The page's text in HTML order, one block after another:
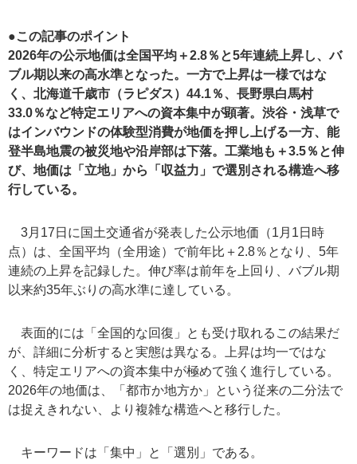
●この記事のポイント
2026年の公示地価は全国平均＋2.8％と5年連続上昇し、バ
ブル期以来の高水準となった。一方で上昇は一様ではな
く、北海道千歳市（ラピダス）44.1％、長野県白馬村
33.0％など特定エリアへの資本集中が顕著。渋谷・浅草で
はインバウンドの体験型消費が地価を押し上げる一方、能
登半島地震の被災地や沿岸部は下落。工業地も＋3.5％と伸
び、地価は「立地」から「収益力」で選別される構造へ移
行している。
3月17日に国土交通省が発表した公示地価（1月1日時
点）は、全国平均（全用途）で前年比＋2.8％となり、5年
連続の上昇を記録した。伸び率は前年を上回り、バブル期
以来約35年ぶりの高水準に達している。
表面的には「全国的な回復」とも受け取れるこの結果だ
が、詳細に分析すると実態は異なる。上昇は均一ではな
く、特定エリアへの資本集中が極めて強く進行している。
2026年の地価は、「都市か地方か」という従来の二分法で
は捉えきれない、より複雑な構造へと移行した。
キーワードは「集中」と「選別」である。